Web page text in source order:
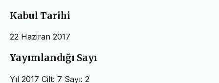
Kabul Tarihi
22 Haziran 2017
Yayımlandığı Sayı
Yıl 2017 Cilt: 7 Sayı: 2